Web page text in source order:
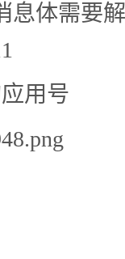
息体需要
用号